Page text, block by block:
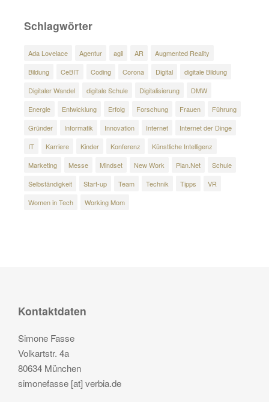
Schlagwörter
Ada Lovelace Agentur agil AR
Augmented Reality
Bildung
CeBIT Coding Corona Digital
digitale Bildung
Digitaler Wandel
digitale Schule Digitalisierung
DMW
Energie
Entwicklung Erfolg Forschung Frauen
Führung
Gründer
Informatik Innovation Internet
Internet der Dinge
IT
Karriere Kinder Konferenz
Künstliche Intelligenz
Marketing
Messe Mindset New Work Plan.Net
Schule
Selbständigkeit
Start-up Team Technik Tipps
VR
Women in Tech
Working Mom
Kontaktdaten
Simone Fasse
Volkartstr. 4a
80634 München
simonefasse [at] verbia.de